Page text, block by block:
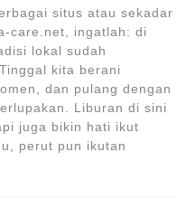
situs atau sekadar
care.net, ingatlah: di
lokal sudah
kita berani
dan pulang dengan
Liburan di sini
juga bikin hati ikut
perut pun ikutan